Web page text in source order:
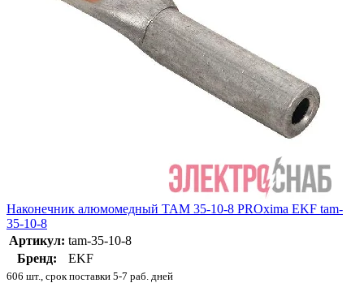
Наконечник алюмомедный ТАМ 35-10-8 PROxima EKF tam-
35-10-8
Артикул: tam-35-10-8
Бренд:
EKF
606 шт., срок поставки 5-7 раб. дней